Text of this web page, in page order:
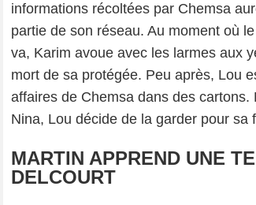
informations récoltées par Chemsa
partie de son réseau. Au moment où
va, Karim avoue avec les larmes aux
mort de sa protégée. Peu après, Lou
affaires de Chemsa dans des
Nina, Lou décide de la garder pour sa
MARTIN APPREND UNE
DELCOURT